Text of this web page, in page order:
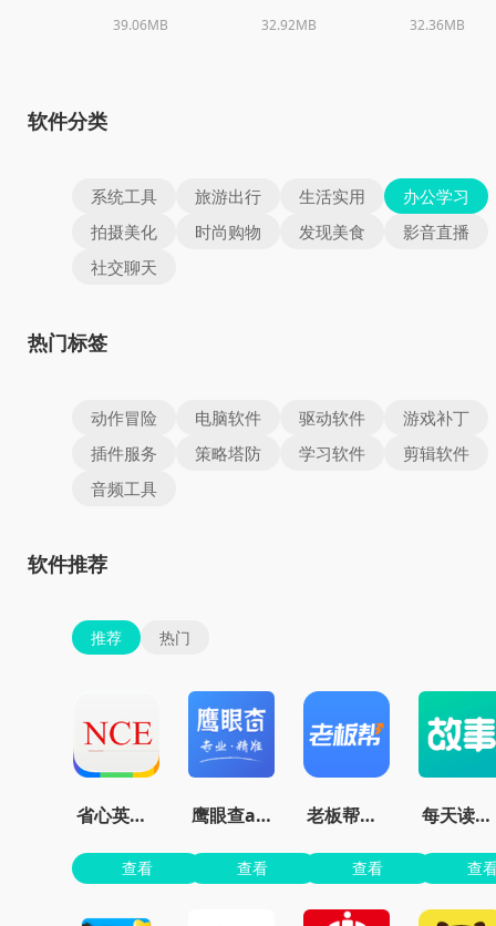
39.06MB 32.92MB 32.36MB
软件分类
系统工具 旅游出行 生活实用
办公学习
拍摄美化
时尚购物 发现美食
影音直播
社交聊天
热门标签
动作冒险 电脑软件 驱动软件
游戏补丁
插件服务
策略塔防 学习软件
剪辑软件
音频工具
软件推荐
推荐 热门
省心英语新概念安卓版
查看
鹰眼查app
查看
老板帮官方版
查看
每天读点故事
查